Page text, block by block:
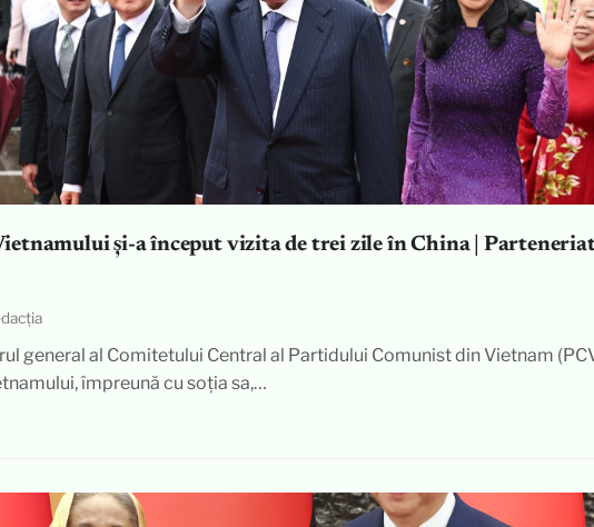
și-a început vizita de trei zile în China |
general al Comitetului Central al Partidului Comunist din Vietnam
împreună cu soția sa,…